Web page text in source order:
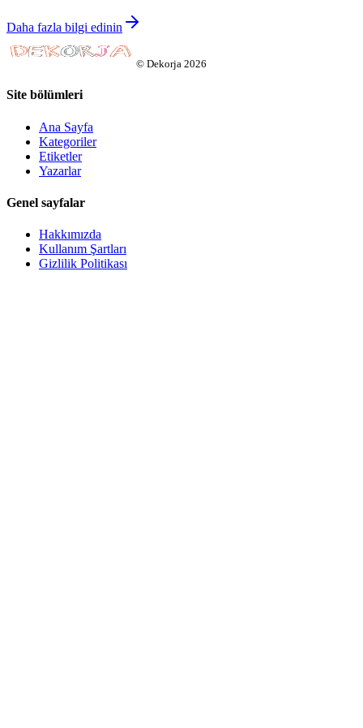
Daha fazla bilgi edinin
© Dekorja 2026
Site bölümleri
Ana Sayfa
Kategoriler
Etiketler
Yazarlar
Genel sayfalar
Hakkımızda
Kullanım Şartları
Gizlilik Politikası